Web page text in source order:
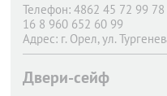
Телефон: 4862 45 72 99
16 8 960 652 60 99
Адрес: г. Орел, ул.
Двери-сейф